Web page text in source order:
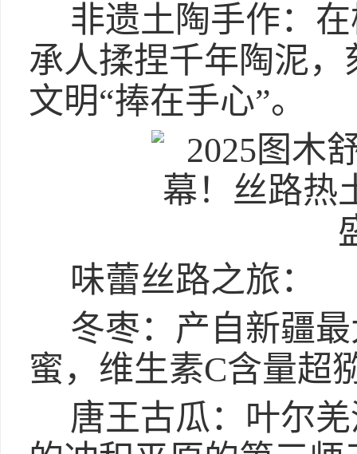
非遗土陶手作：
承人揉捏千年陶泥
文明“捧在手心”。
味蕾丝路之旅：
冬枣：产自新疆
蜜，维生素C含量超
唐王古瓜：叶尔